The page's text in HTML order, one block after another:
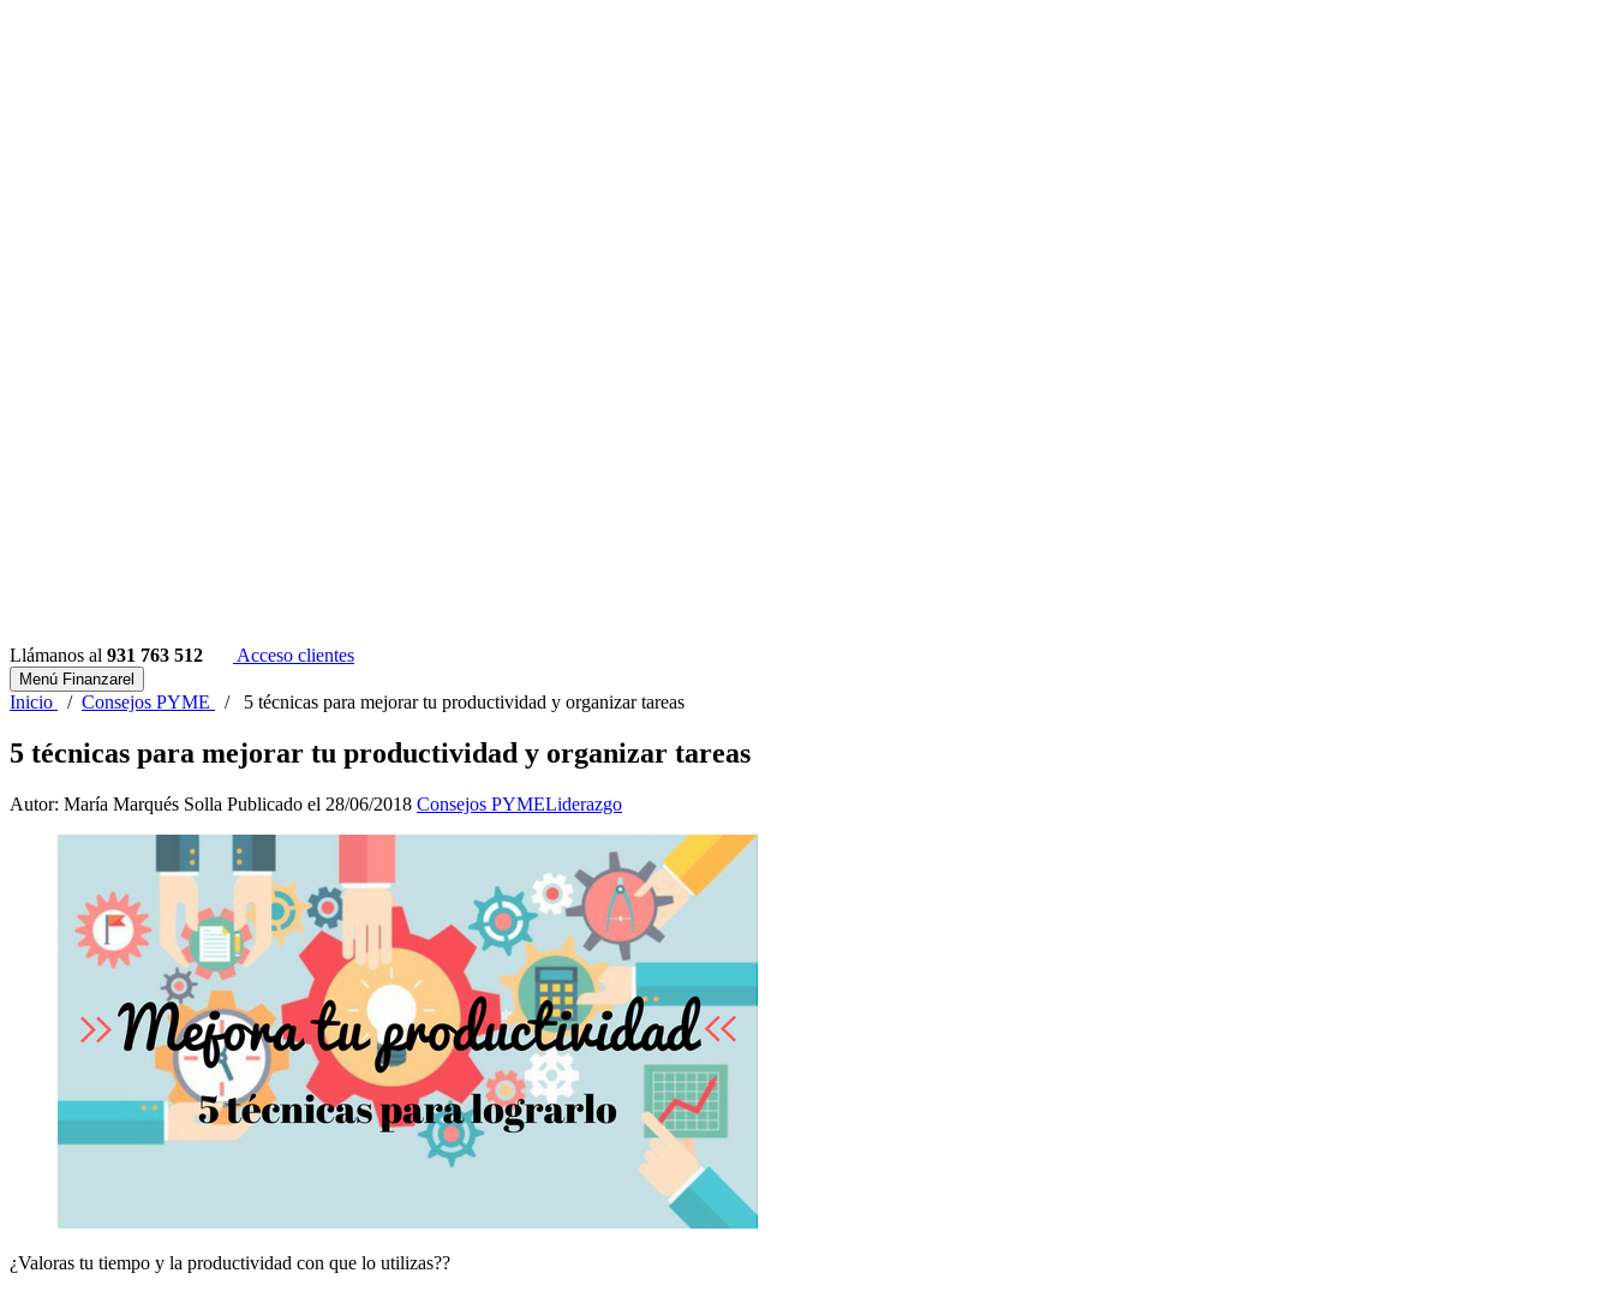
Llámanos al 931 763 512 Acceso clientes
Menú Finanzarel
Inicio / Consejos PYME / 5 técnicas para mejorar tu productividad y organizar tareas
5 técnicas para mejorar tu productividad y organizar tareas
Autor: María Marqués Solla Publicado el 28/06/2018 Consejos PYMELiderazgo
¿Valoras tu tiempo y la productividad con que lo utilizas??